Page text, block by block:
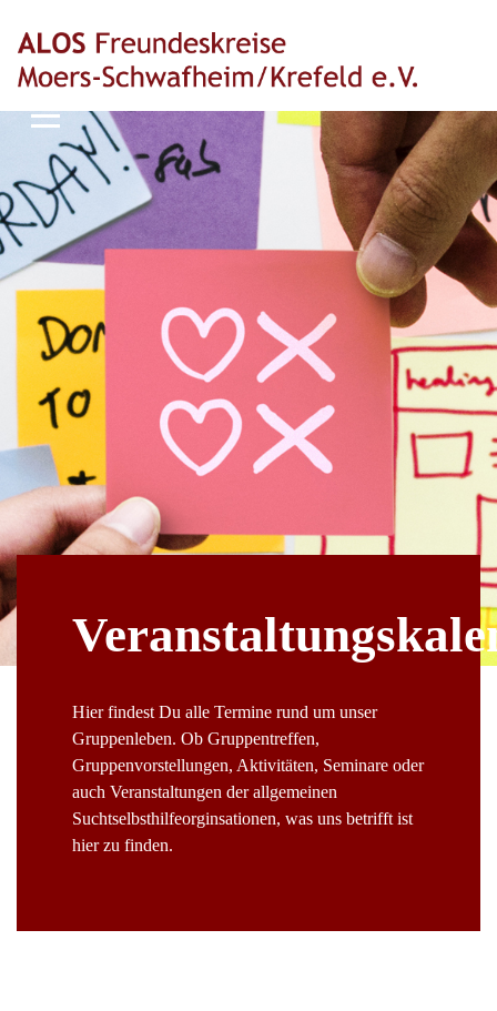
Hier findest Du alle Termine rund um unser
Gruppenleben. Ob Gruppentreffen,
Gruppenvorstellungen, Aktivitäten, Seminare oder
auch Veranstaltungen der allgemeinen
Suchtselbsthilfeorginsationen, was uns betrifft ist
hier zu finden.